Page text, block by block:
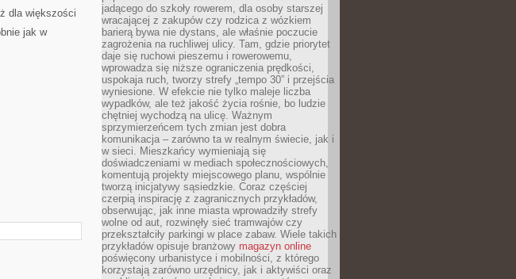
dla większości
jak w
jadącego do szkoły rowerem, dla osoby starszej
wracającej z zakupów czy rodzica z wózkiem
barierą bywa nie dystans, ale właśnie poczucie
zagrożenia na ruchliwej ulicy. Tam, gdzie priorytet
daje się ruchowi pieszemu i rowerowemu,
wprowadza się niższe ograniczenia prędkości,
uspokaja ruch, tworzy strefy „tempo 30” i przejścia
wyniesione. W efekcie nie tylko maleje liczba
wypadków, ale też jakość życia rośnie, bo ludzie
chętniej wychodzą na ulicę. Ważnym
sprzymierzeńcem tych zmian jest dobra
komunikacja – zarówno ta w realnym świecie, jak i
w sieci. Mieszkańcy wymieniają się
doświadczeniami w mediach społecznościowych,
komentują projekty miejscowego planu, wspólnie
tworzą inicjatywy sąsiedzkie. Coraz częściej
czerpią inspirację z zagranicznych przykładów,
obserwując, jak inne miasta wprowadziły strefy
wolne od aut, rozwinęły sieć tramwajów czy
przekształciły parkingi w place zabaw. Wiele takich
przykładów opisuje branżowy magazyn online
poświęcony urbanistyce i mobilności, z którego
korzystają zarówno urzędnicy, jak i aktywiści oraz